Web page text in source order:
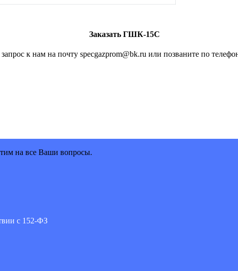
Заказать ГШК-15С
к нам на почту specgazprom@bk.ru или позваните по
на все Ваши вопросы.
с 152-ФЗ